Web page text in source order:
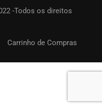
-Todos os direitos
Carrinho de Compras